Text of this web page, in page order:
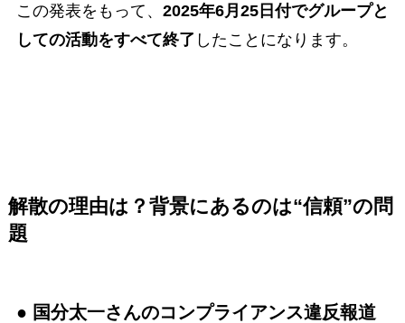
この発表をもって、 2025年6月25日付でグループと
しての活動をすべて終了 したことになります。
解散の理由は？背景にあるのは“信頼”の問
題
● 国分太一さんのコンプライアンス違反報道